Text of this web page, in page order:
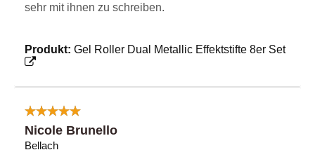
sehr mit ihnen zu schreiben.
Produkt: Gel Roller Dual Metallic Effektstifte 8er Set
Nicole Brunello
Bellach